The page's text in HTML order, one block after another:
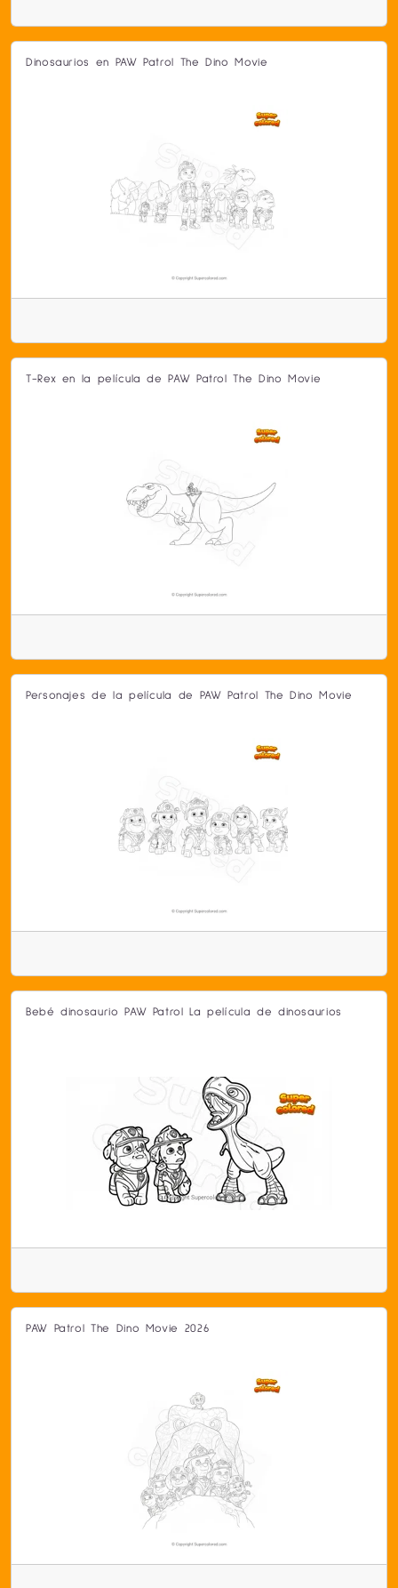
Dinosaurios en PAW Patrol The Dino Movie
T-Rex en la película de PAW Patrol The Dino Movie
Personajes de la película de PAW Patrol The Dino Movie
Bebé dinosaurio PAW Patrol La película de dinosaurios
PAW Patrol The Dino Movie 2026